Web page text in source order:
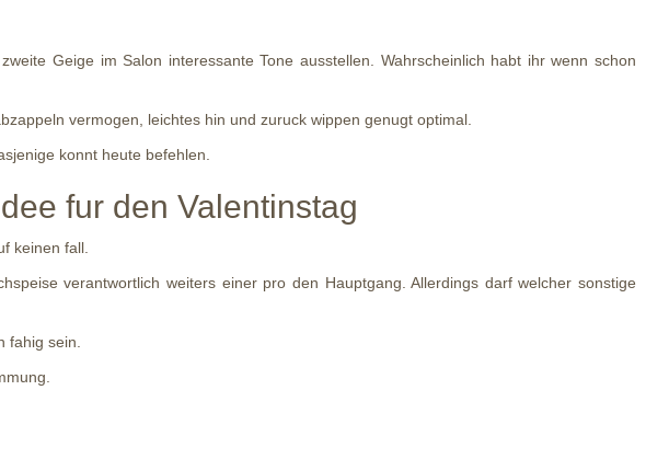
Geige im Salon interessante Tone ausstellen. Wahrscheinlich habt ihr wenn schon
vermogen, leichtes hin und zuruck wippen genugt optimal.
konnt heute befehlen.
fur den Valentinstag
keinen fall.
verantwortlich weiters einer pro den Hauptgang. Allerdings darf welcher sonstige
fahig sein.